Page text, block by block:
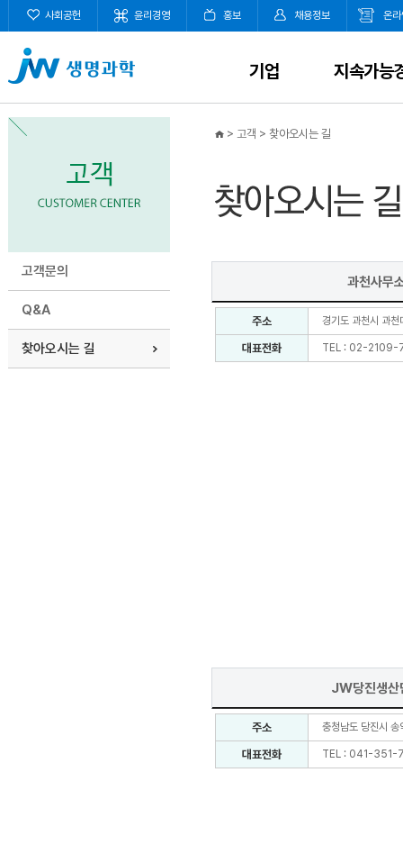
사회공헌 윤리경영 홍보 채용정보 온
기업 지속가능
고객문의
Q&A
찾아오시는 길
> 고객 > 찾아오시는 길
과천사무
주소 경기도 과천시 과
대표전화 TEL : 02-2109-
JW당진생산
주소 충청남도 당진시
대표전화 TEL : 041-